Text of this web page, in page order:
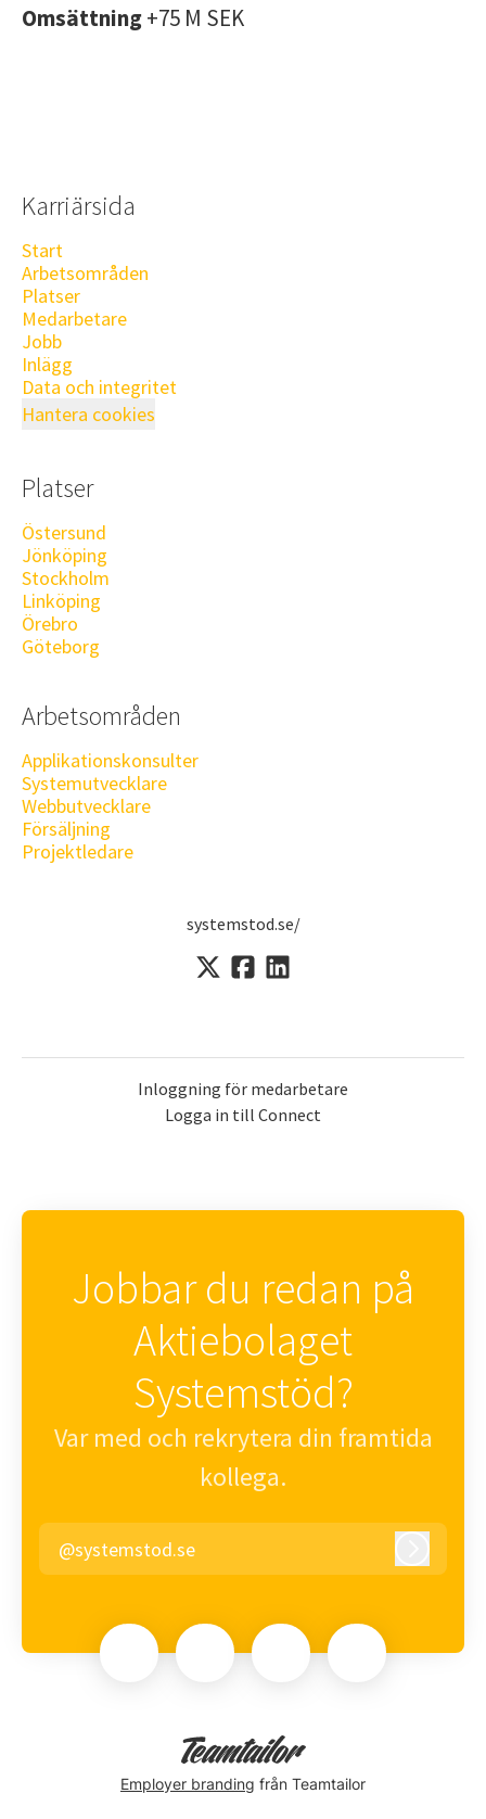
Omsättning+75 M SEK
Karriärsida
Start
Arbetsområden
Platser
Medarbetare
Jobb
Inlägg
Data och integritet
Hantera cookies
Platser
Östersund
Jönköping
Stockholm
Linköping
Örebro
Göteborg
Arbetsområden
Applikationskonsulter
Systemutvecklare
Webbutvecklare
Försäljning
Projektledare
systemstod.se/
Inloggning för medarbetare
Logga in till Connect
Jobbar du redan på
Aktiebolaget
Systemstöd?
Var med och rekrytera din framtida
kollega.
@systemstod.se
Employer branding från Teamtailor